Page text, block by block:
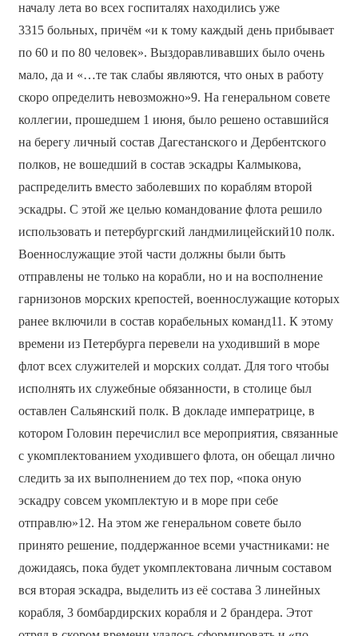
началу лета во всех госпиталях находились уже
3315 больных, причём «и к тому каждый день прибывает
по 60 и по 80 человек». Выздоравливавших было очень
мало, да и «…те так слабы являются, что оных в работу
скоро определить невозможно»9. На генеральном совете
коллегии, прошедшем 1 июня, было решено оставшийся
на берегу личный состав Дагестанского и Дербентского
полков, не вошедший в состав эскадры Калмыкова,
распределить вместо заболевших по кораблям второй
эскадры. С этой же целью командование флота решило
использовать и петербургский ландмилицейский10 полк.
Военнослужащие этой части должны были быть
отправлены не только на корабли, но и на восполнение
гарнизонов морских крепостей, военнослужащие которых
ранее включили в состав корабельных команд11. К этому
времени из Петербурга перевели на уходивший в море
флот всех служителей и морских солдат. Для того чтобы
исполнять их служебные обязанности, в столице был
оставлен Сальянский полк. В докладе императрице, в
котором Головин перечислил все мероприятия, связанные
с укомплектованием уходившего флота, он обещал лично
следить за их выполнением до тех пор, «пока оную
эскадру совсем укомплектую и в море при себе
отправлю»12. На этом же генеральном совете было
принято решение, поддержанное всеми участниками: не
дожидаясь, пока будет укомплектована личным составом
вся вторая эскадра, выделить из её состава 3 линейных
корабля, 3 бомбардирских корабля и 2 брандера. Этот